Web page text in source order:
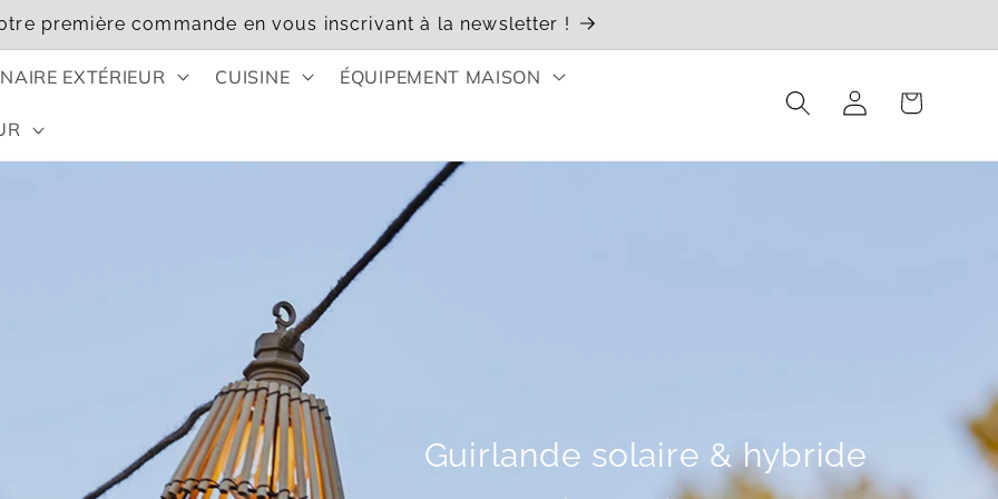
première commande en vous inscrivant à la newsletter !
EXTÉRIEUR CUISINE ÉQUIPEMENT MAISON
ConnexionPanier
Guirlande solaire & hybride